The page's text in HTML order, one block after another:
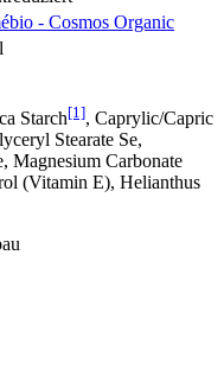
- Cosmos Organic
Starch[1], Caprylic/Capric
Stearate Se,
Magnesium Carbonate
(Vitamin E), Helianthus